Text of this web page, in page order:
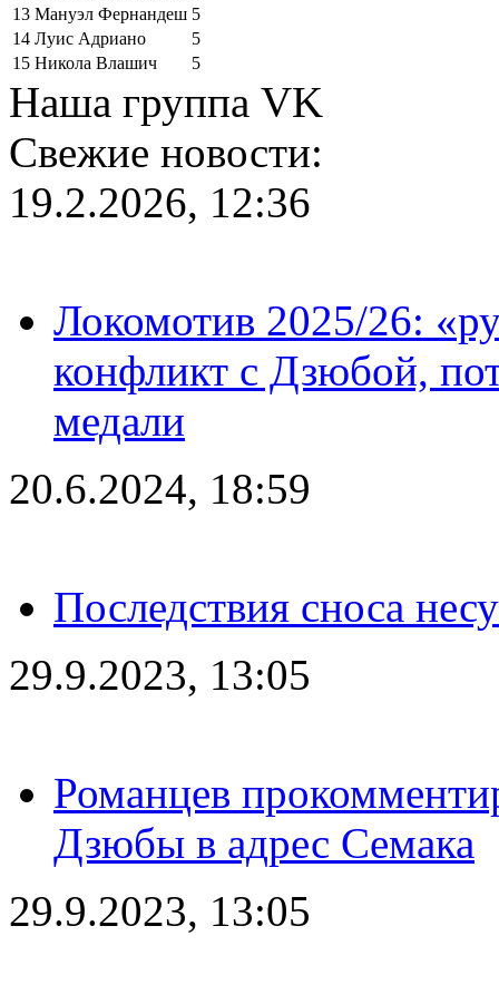
13 Мануэл Фернандеш 5
14 Луис Адриано
5
15 Никола Влашич 5
Наша группа VK
Свежие новости:
19.2.2026, 12:36
Локомотив 2025/26:
конфликт с Дзюбой,
медали
20.6.2024, 18:59
Последствия сноса
29.9.2023, 13:05
Романцев
Дзюбы в адрес Семака
29.9.2023, 13:05